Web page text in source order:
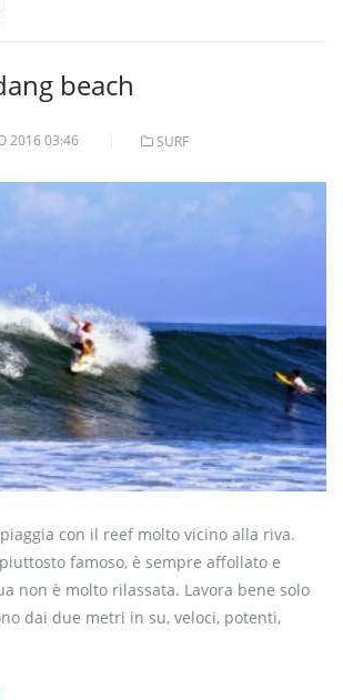
beach
2016 03:46 SURF
con il reef molto vicino alla riva.
famoso, è sempre affollato e
non è molto rilassata. Lavora bene solo
dai due metri in su, veloci, potenti,